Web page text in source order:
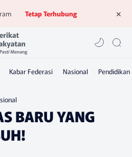
Tetap Terhubung
BARU YANG